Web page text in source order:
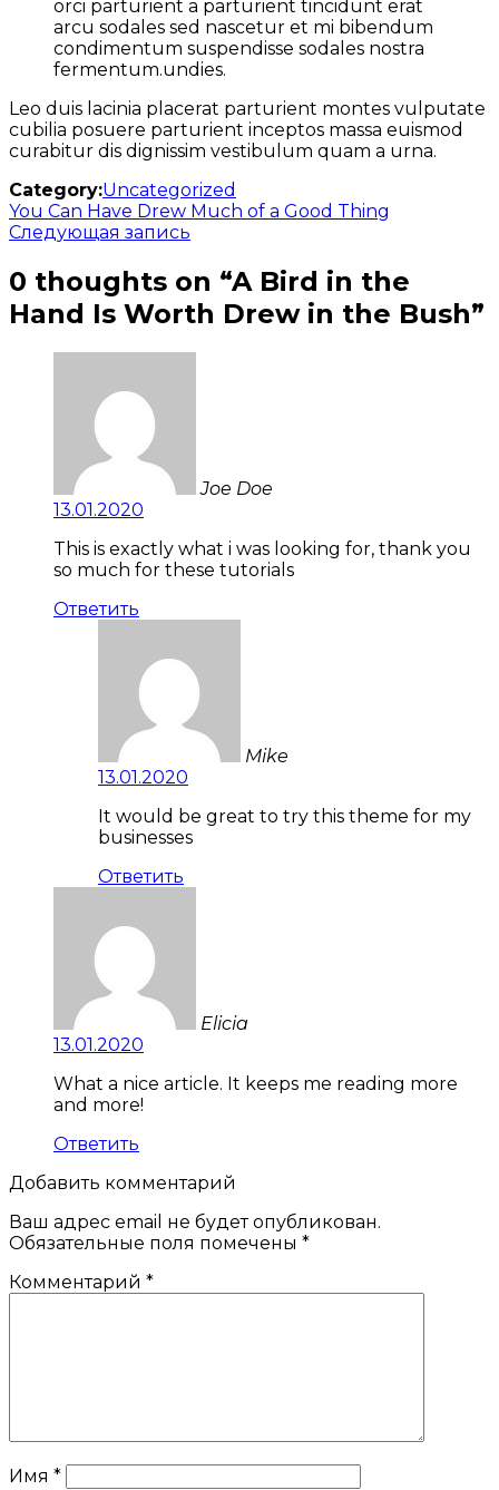
orci parturient a parturient tincidunt erat
arcu sodales sed nascetur et mi bibendum
condimentum suspendisse sodales nostra
fermentum.undies.
Leo duis lacinia placerat parturient montes vulputate
cubilia posuere parturient inceptos massa euismod
curabitur dis dignissim vestibulum quam a urna.
Category:Uncategorized
Навигация
по
записям
Previous
post:
You Can Have Drew Much of a Good Thing
Next
Следующая запись
0 thoughts on “A Bird in the
Hand Is Worth Drew in the Bush”
Joe Doe
13.01.2020
This is exactly what i was looking for, thank you
so much for these tutorials
Ответить
Mike
13.01.2020
It would be great to try this theme for my
businesses
Ответить
Elicia
13.01.2020
What a nice article. It keeps me reading more
and more!
Ответить
Добавить комментарий
Ваш адрес email не будет опубликован.
Обязательные поля помечены *
Комментарий *
Имя *